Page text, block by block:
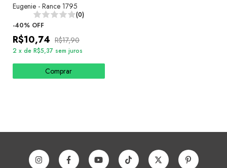
Eugenie - Rance 1795
(0)
-40% OFF
R$10,74 R$17,90
2 x de R$5,37 sem juros
Comprar